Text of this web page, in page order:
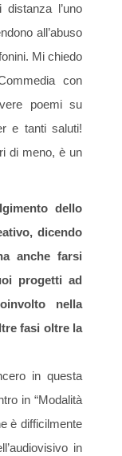
l’uno
all’abuso
Mi chiedo
con
poemi su
e tanti saluti!
di meno, è un
dello
dicendo
anche farsi
progetti ad
nella
fasi oltre la
in questa
in “Modalità
è difficilmente
in